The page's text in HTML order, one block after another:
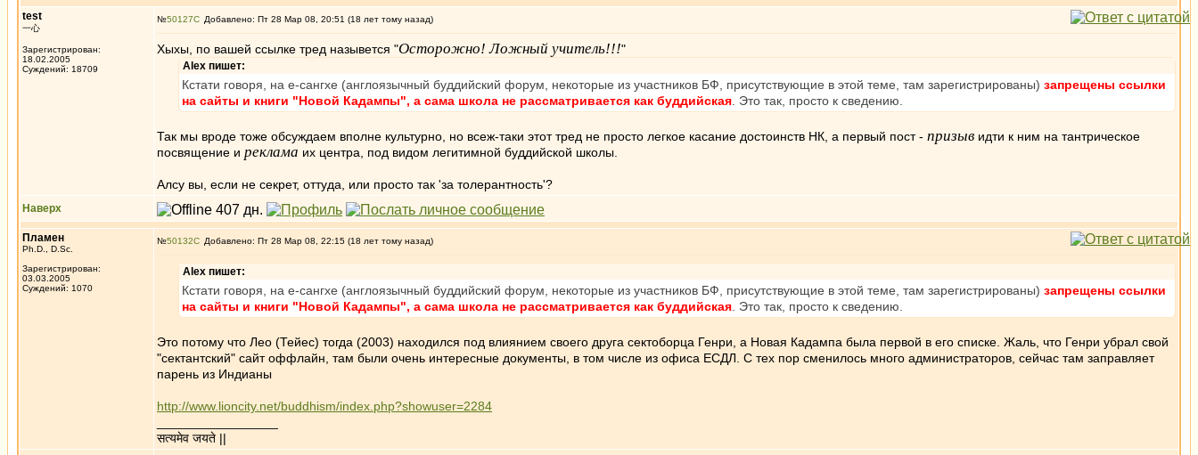
test
一心
Зарегистрирован:
18.02.2005
Суждений: 18709
№50127 Добавлено: Пт 28 Мар 08, 20:51 (18 лет тому назад)
Хыхы, по вашей ссылке тред назывется "Осторожно! Ложный учитель!!!"
Alex пишет:
Кстати говоря, на е-сангхе (англоязычный буддийский форум, некоторые из участников БФ, присутствующие в этой теме, там зарегистрированы) запрещены ссылки
на сайты и книги "Новой Кадампы", а сама школа не рассматривается как буддийская . Это так, просто к сведению.
Так мы вроде тоже обсуждаем вполне культурно, но всеж-таки этот тред не просто легкое касание достоинств НК, а первый пост - призыв идти к ним на тантрическое
посвящение и реклама их центра, под видом легитимной буддийской школы.
Алсу вы, если не секрет, оттуда, или просто так 'за толерантность'?
Наверх
Пламен
Ph.D., D.Sc.
Зарегистрирован:
03.03.2005
Суждений: 1070
№50132 Добавлено: Пт 28 Мар 08, 22:15 (18 лет тому назад)
Alex пишет:
Кстати говоря, на е-сангхе (англоязычный буддийский форум, некоторые из участников БФ, присутствующие в этой теме, там зарегистрированы) запрещены ссылки
на сайты и книги "Новой Кадампы", а сама школа не рассматривается как буддийская . Это так, просто к сведению.
Это потому что Лео (Тейес) тогда (2003) находился под влиянием своего друга сектоборца Генри, а Новая Кадампа была первой в его списке. Жаль, что Генри убрал свой
"сектантский" сайт оффлайн, там были очень интересные документы, в том числе из офиса ЕСДЛ. С тех пор сменилось много администраторов, сейчас там заправляет
парень из Индианы
http://www.lioncity.net/buddhism/index.php?showuser=2284
सत्यमेव जयते ||